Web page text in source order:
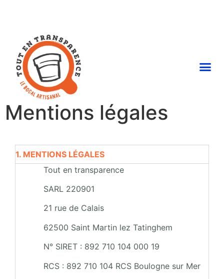
Mentions légales
1. MENTIONS LÉGALES
Tout en transparence
SARL 220901
21 rue de Calais
62500 Saint Martin lez Tatinghem
N° SIRET : 892 710 104 000 19
RCS : 892 710 104 RCS Boulogne sur Mer